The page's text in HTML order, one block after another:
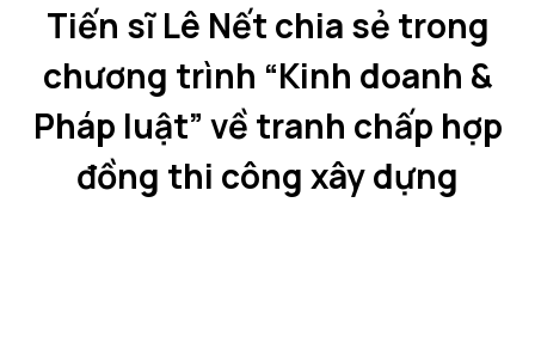
Tiến sĩ Lê Nết chia sẻ trong
chương trình “Kinh doanh &
Pháp luật” về tranh chấp hợp
đồng thi công xây dựng